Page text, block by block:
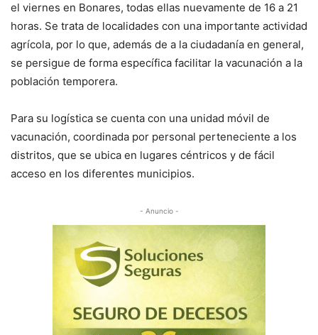
el viernes en Bonares, todas ellas nuevamente de 16 a 21
horas. Se trata de localidades con una importante actividad
agrícola, por lo que, además de a la ciudadanía en general,
se persigue de forma específica facilitar la vacunación a la
población temporera.
Para su logística se cuenta con una unidad móvil de
vacunación, coordinada por personal perteneciente a los
distritos, que se ubica en lugares céntricos y de fácil
acceso en los diferentes municipios.
- Anuncio -